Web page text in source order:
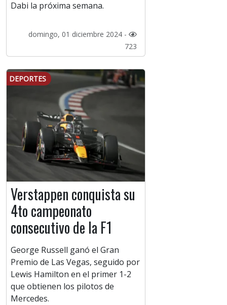
Dabi la próxima semana.
domingo, 01 diciembre 2024 -
723
DEPORTES
Verstappen conquista su
4to campeonato
consecutivo de la F1
George Russell ganó el Gran
Premio de Las Vegas, seguido por
Lewis Hamilton en el primer 1-2
que obtienen los pilotos de
Mercedes.